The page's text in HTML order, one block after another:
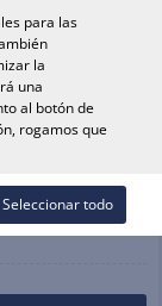
para las
la
una
al botón de
rogamos que
Seleccionar todo